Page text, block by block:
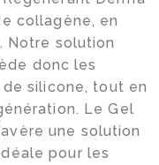
collagène, en
Notre solution
donc les
silicone, tout en
Le Gel
une solution
pour les